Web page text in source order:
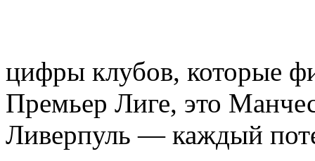
цифры клубов, которые
Премьер Лиге, это
Ливерпуль — каждый